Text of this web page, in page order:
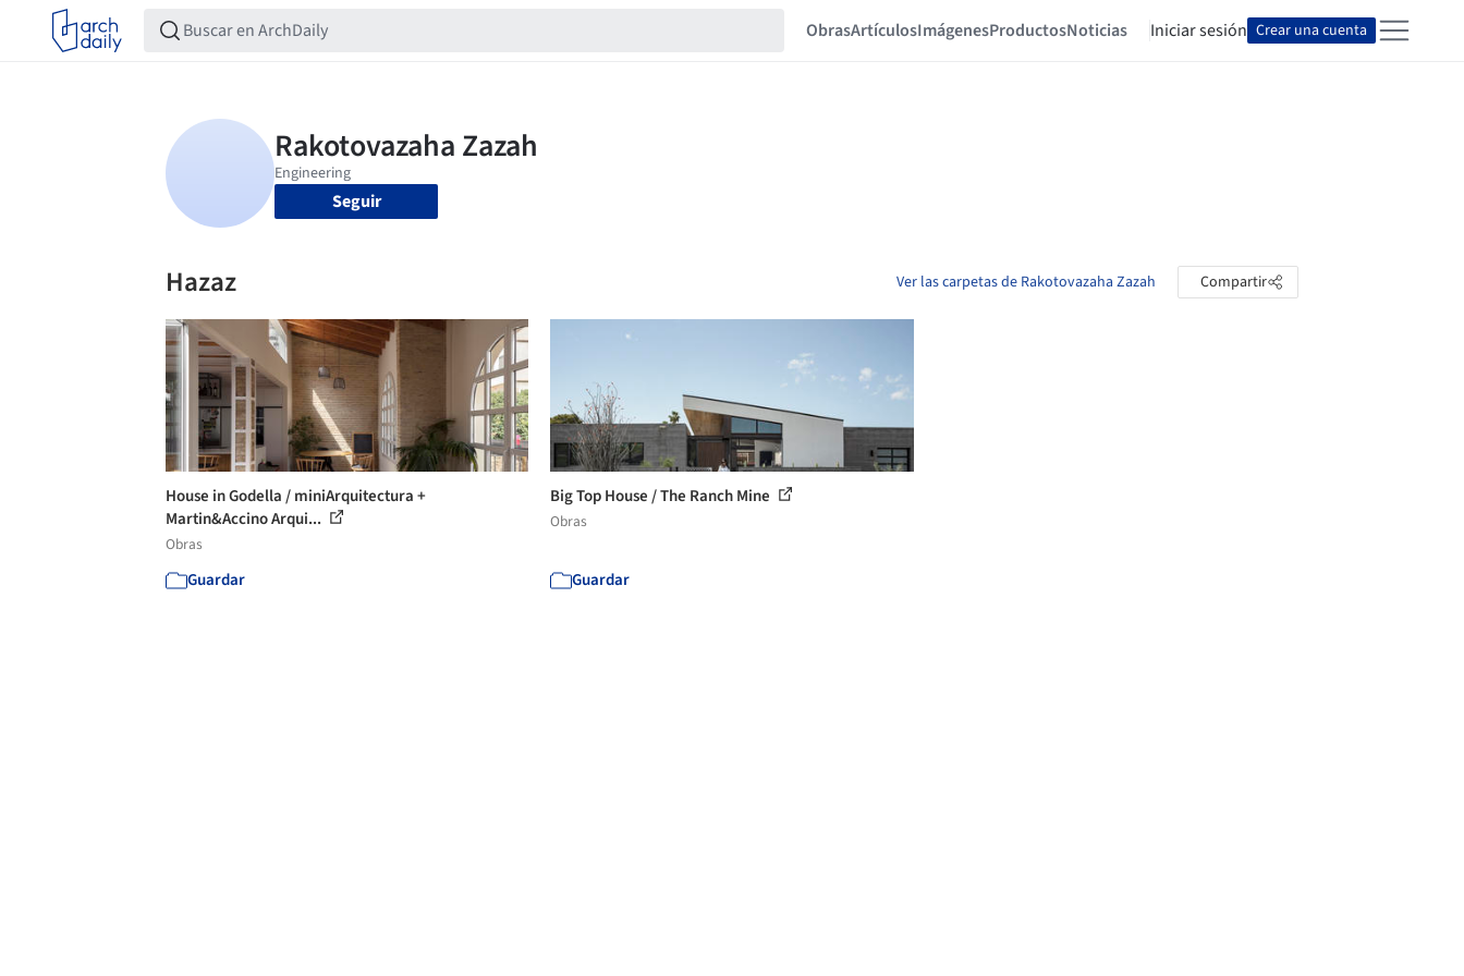
ObrasArtículosImágenesProductosNoticias Iniciar sesión Crear una cuenta
Seguir
Hazaz Ver las carpetas de Rakotovazaha Zazah Compartir
House in Godella / miniArquitectura +
Martin&Accino Arqui...
Obras
Guardar
Big Top House / The Ranch Mine
Obras
Guardar